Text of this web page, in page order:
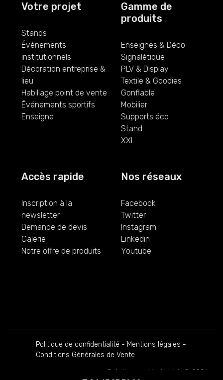
Votre projet
Stands
Événements
institutionnels
Décoration entreprise &
lieu
Habillage point de vente
Événements sportifs
Enseigne
Gamme de
produits
Enseignes & Déco
Signalétique
PLV & Display
Textile & Goodies
Gonflable
Mobilier
Supports éco
Stand
XXL
Accès rapide
Inscription à la
newsletter
Demande de devis
Galerie
Notre offre de produits
Nos réseaux
Facebook
Twitter
Instagram
Linkedin
Youtube
Politique de confidentialité - Mentions légales -
Conditions Générales de Vente
Création par Vu du Web © 2026